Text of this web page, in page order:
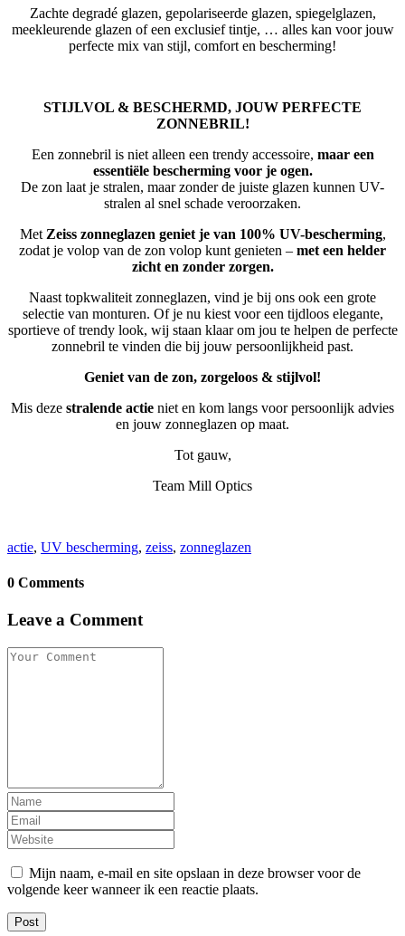
Zachte degradé glazen, gepolariseerde glazen, spiegelglazen,
meekleurende glazen of een exclusief tintje, … alles kan voor jouw
perfecte mix van stijl, comfort en bescherming!
STIJLVOL & BESCHERMD, JOUW PERFECTE
ZONNEBRIL!
Een zonnebril is niet alleen een trendy accessoire, maar een
essentiële bescherming voor je ogen.
De zon laat je stralen, maar zonder de juiste glazen kunnen UV-
stralen al snel schade veroorzaken.
Met Zeiss zonneglazen geniet je van 100% UV-bescherming,
zodat je volop van de zon volop kunt genieten – met een helder
zicht en zonder zorgen.
Naast topkwaliteit zonneglazen, vind je bij ons ook een grote
selectie van monturen. Of je nu kiest voor een tijdloos elegante,
sportieve of trendy look, wij staan klaar om jou te helpen de perfecte
zonnebril te vinden die bij jouw persoonlijkheid past.
Geniet van de zon, zorgeloos & stijlvol!
Mis deze stralende actie niet en kom langs voor persoonlijk advies
en jouw zonneglazen op maat.
Tot gauw,
Team Mill Optics
actie, UV bescherming, zeiss, zonneglazen
0 Comments
Leave a Comment
Mijn naam, e-mail en site opslaan in deze browser voor de
volgende keer wanneer ik een reactie plaats.